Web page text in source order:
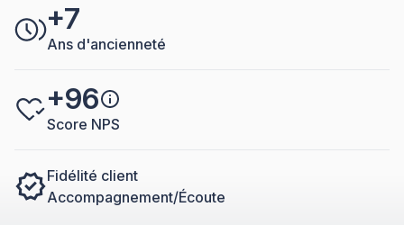
+7
Ans d'ancienneté
+96
Score NPS
Fidélité client
Accompagnement/Écoute